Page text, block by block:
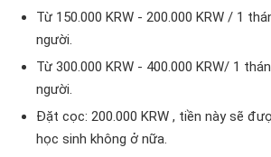
Từ 150.000 KRW - 200.000 KRW / 1
người.
Từ 300.000 KRW - 400.000 KRW/ 1
người.
Đặt cọc: 200.000 KRW , tiền này sẽ
học sinh không ở nữa.